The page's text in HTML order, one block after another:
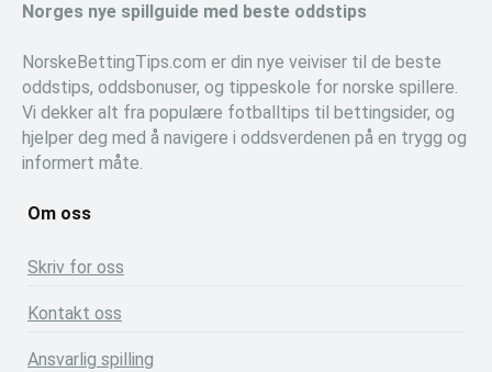
Norges nye spillguide med beste oddstips
NorskeBettingTips.com er din nye veiviser til de beste
oddstips, oddsbonuser, og tippeskole for norske spillere.
Vi dekker alt fra populære fotballtips til bettingsider, og
hjelper deg med å navigere i oddsverdenen på en trygg og
informert måte.
Om oss
Skriv for oss
Kontakt oss
Ansvarlig spilling